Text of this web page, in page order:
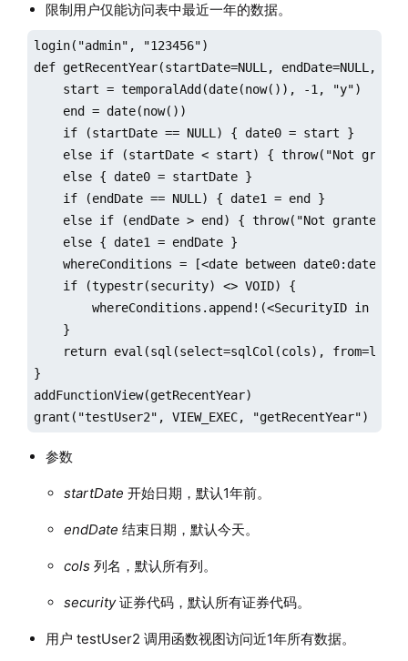
限制用户仅能访问表中最近一年的数据。
login("admin", "123456")
def getRecentYear(startDate=NULL, endDate=NULL,
    start = temporalAdd(date(now()), -1, "y")
    end = date(now())
    if (startDate == NULL) { date0 = start }
else if (startDate < start) { throw("Not
    else { date0 = startDate }
    if (endDate == NULL) { date1 = end }
else if (endDate > end) { throw("Not granted
    else { date1 = endDate }
    whereConditions = [<date between date0:date1>]
    if (typestr(security) <> VOID) {
whereConditions.append!(<SecurityID in
    }
return eval(sql(select=sqlCol(cols),
}
addFunctionView(getRecentYear)
grant("testUser2", VIEW_EXEC, "getRecentYear")
参数
startDate 开始日期，默认1年前。
endDate 结束日期，默认今天。
cols列名，默认所有列。
security证券代码，默认所有证券代码。
用户 testUser2 调用函数视图访问近1年所有数据。